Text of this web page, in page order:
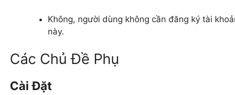
Không, người dùng không cần đăng ký tài
này.
Các Chủ Đề Phụ
Cài Đặt